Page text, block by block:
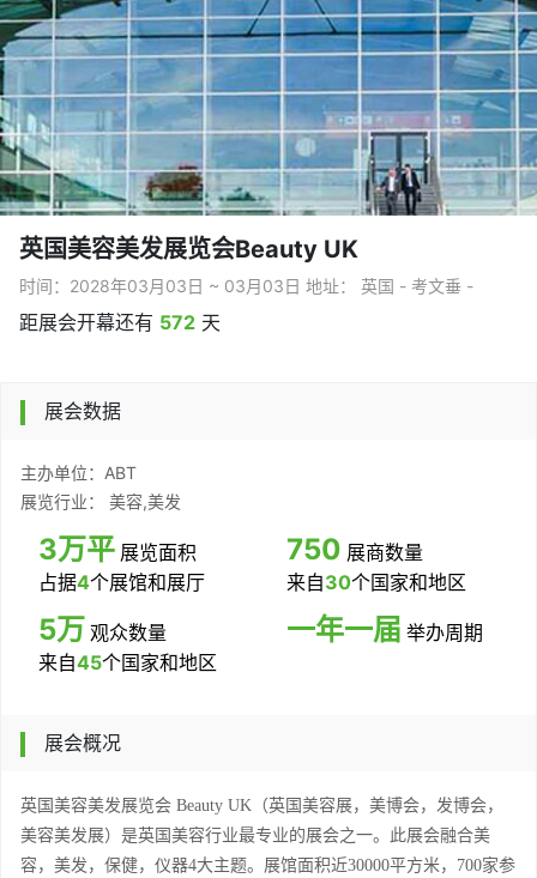
英国美容美发展览会Beauty UK
时间：2028年03月03日 ~ 03月03日 地址： 英国 - 考文垂 -
距展会开幕还有 572 天
展会数据
主办单位：ABT
展览行业： 美容,美发
3万平 展览面积
占据4个展馆和展厅
750 展商数量
来自30个国家和地区
5万 观众数量
来自45个国家和地区
一年一届 举办周期
展会概况
英国美容美发展览会 Beauty UK（英国美容展，美博会，发博会，
美容美发展）是英国美容行业最专业的展会之一。此展会融合美
容，美发，保健，仪器4大主题。展馆面积近30000平方米， 700家参